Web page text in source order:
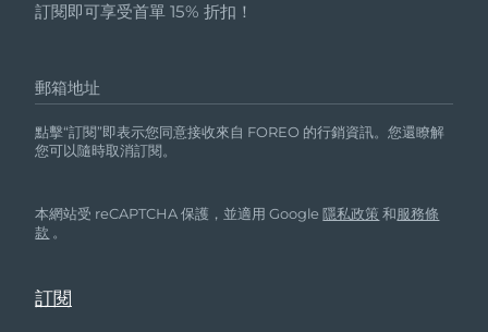
訂閱即可享受首單 15% 折扣！
郵箱地址
點擊“訂閱”即表示您同意接收來自 FOREO 的行銷資訊。您還瞭解
您可以隨時取消訂閱。
本網站受 reCAPTCHA 保護，並適用 Google隱私政策 和服務條
款 。